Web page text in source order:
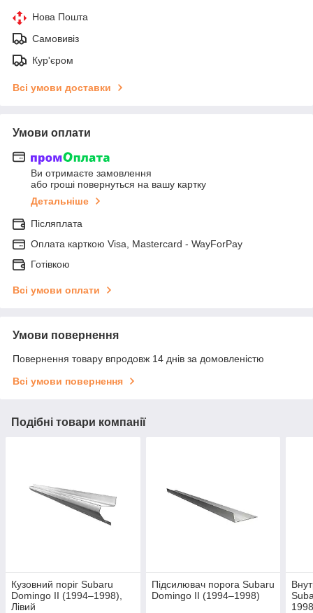
Нова Пошта
Самовивіз
Кур'єром
Всі умови доставки
Умови оплати
Ви отримаєте замовлення
або гроші повернуться на вашу картку
Детальніше
Післяплата
Оплата карткою Visa, Mastercard - WayForPay
Готівкою
Всі умови оплати
Умови повернення
Повернення товару впродовж 14 днів за домовленістю
Всі умови повернення
Подібні товари компанії
Кузовний поріг Subaru
Domingo II (1994–1998),
Лівий
Підсилювач порога Subaru
Domingo II (1994–1998)